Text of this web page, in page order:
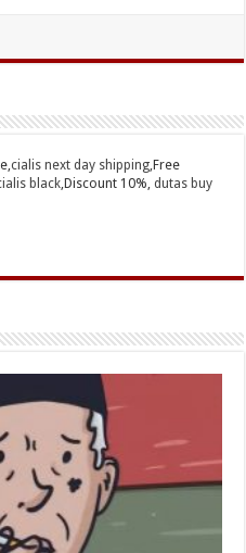
cialis next day shipping ,Free
black ,Discount 10%,dutas buy